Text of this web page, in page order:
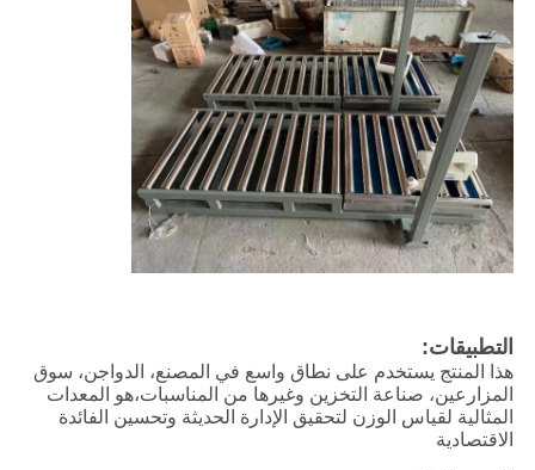
التطبيقات:
هذا المنتج يستخدم على نطاق واسع في المصنع، الدواجن، سوق
المزارعين، صناعة التخزين وغيرها من المناسبات،هو المعدات
المثالية لقياس الوزن لتحقيق الإدارة الحديثة وتحسين الفائدة
الاقتصادية